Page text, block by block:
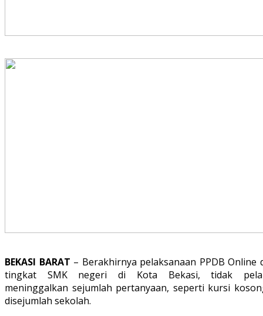
BEKASI BARAT – Berakhirnya pelaksanaan PPDB Online
tingkat SMK negeri di Kota Bekasi, tidak
meninggalkan sejumlah pertanyaan, seperti kursi
disejumlah sekolah.